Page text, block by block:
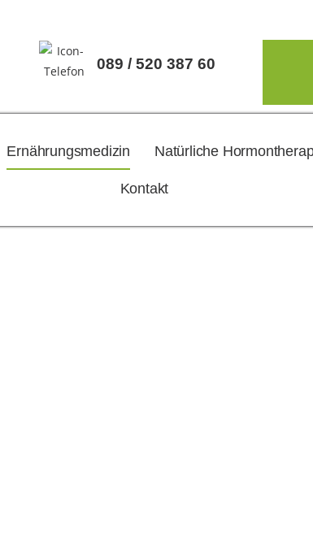
089 / 520 387 60
Ernährungsmedizin Natürliche
Kontakt